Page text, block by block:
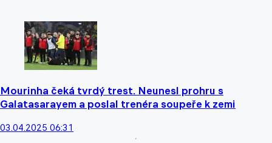
Mourinha čeká tvrdý trest. Neunesl prohru s
Galatasarayem a poslal trenéra soupeře k zemi
03.04.2025 06:31